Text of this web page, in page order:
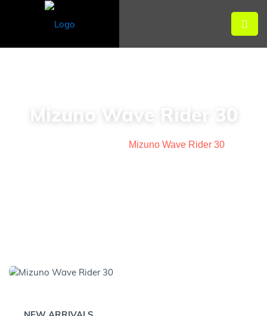
Mizuno Wave Rider 30
Mizuno Wave Rider 30